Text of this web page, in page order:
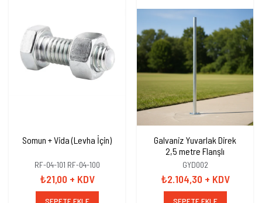
Somun + Vida (Levha İçin)
RF-04-101 RF-04-100
₺21,00 + KDV
SEPETE EKLE
Galvaniz Yuvarlak Direk
2,5 metre Flanşlı
GYD002
₺2.104,30 + KDV
SEPETE EKLE